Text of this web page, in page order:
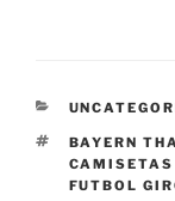
ETIQUETAS
BAYERN
FUTBOL